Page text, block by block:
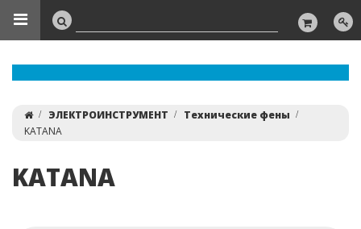
ЭЛЕКТРОИНСТРУМЕНТ
Технические фены
KATANA
KATANA